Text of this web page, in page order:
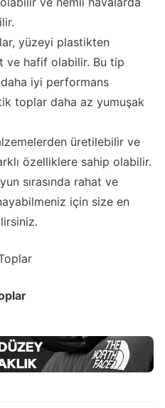
yüzeyi plastikten
ve hafif olabilir. Bu tip
iyi performans
toplar daha az yumuşak
üretilebilir ve
özelliklere sahip olabilir.
sırasında rahat ve
için size en